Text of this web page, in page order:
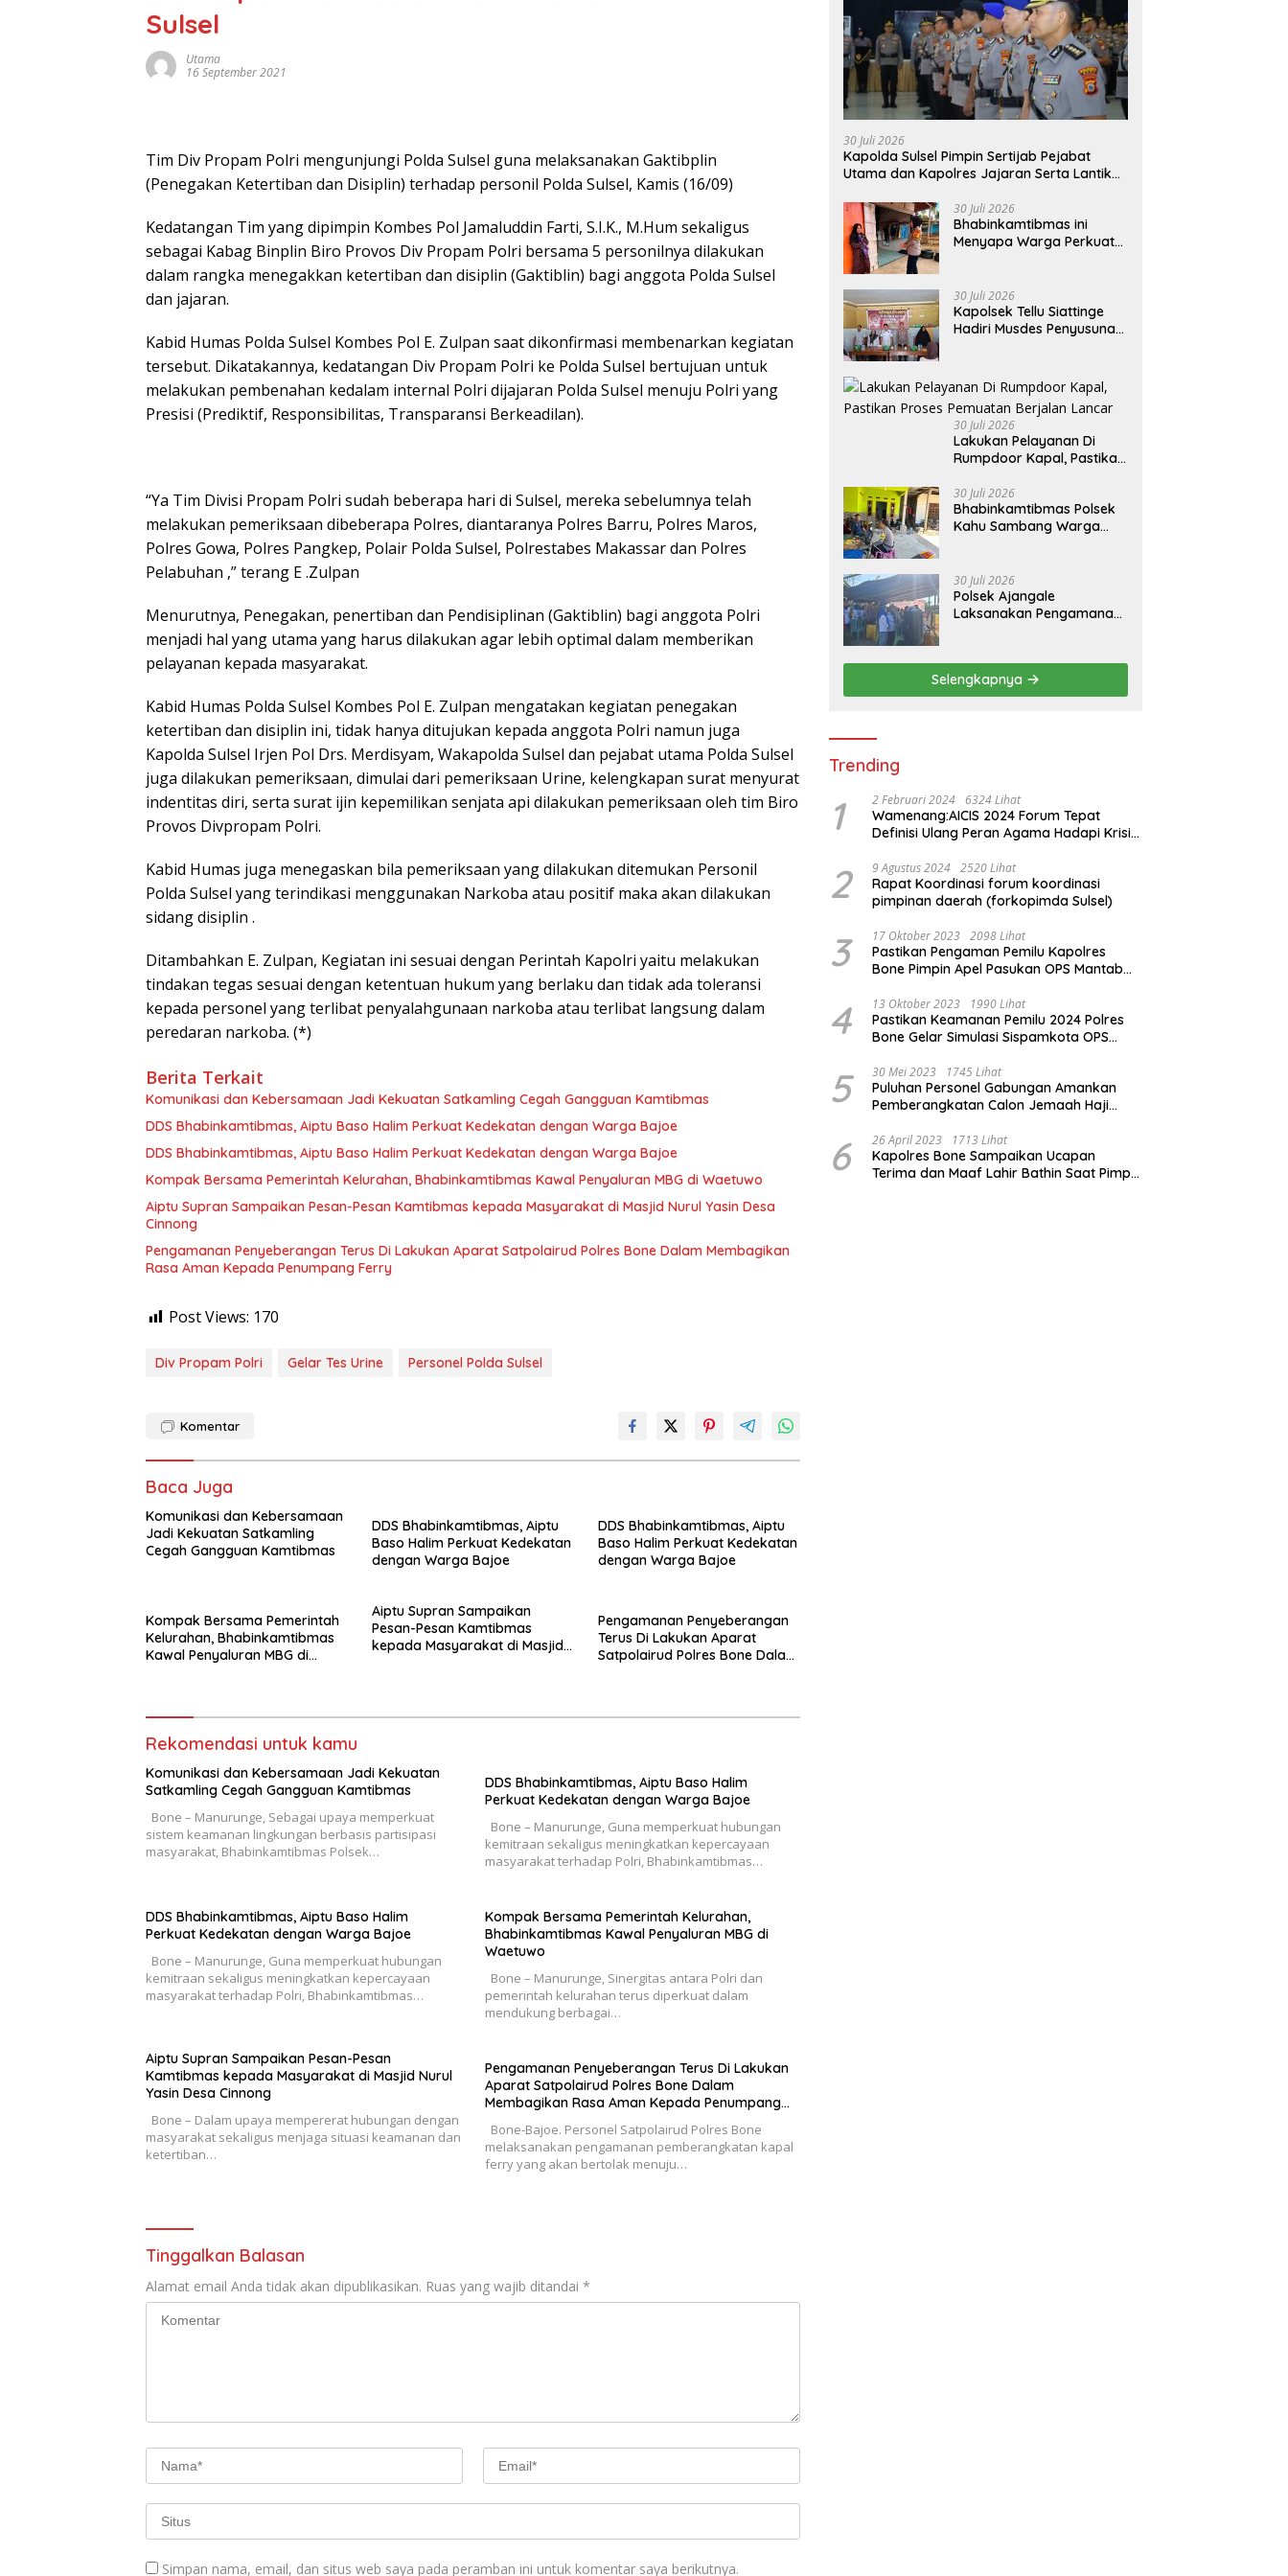
Sulsel
Utama
16 September 2021
Tim Div Propam Polri mengunjungi Polda Sulsel guna melaksanakan Gaktibplin
(Penegakan Ketertiban dan Disiplin) terhadap personil Polda Sulsel, Kamis (16/09)
Kedatangan Tim yang dipimpin Kombes Pol Jamaluddin Farti, S.I.K., M.Hum sekaligus
sebagai Kabag Binplin Biro Provos Div Propam Polri bersama 5 personilnya dilakukan
dalam rangka menegakkan ketertiban dan disiplin (Gaktiblin) bagi anggota Polda Sulsel
dan jajaran.
Kabid Humas Polda Sulsel Kombes Pol E. Zulpan saat dikonfirmasi membenarkan kegiatan
tersebut. Dikatakannya, kedatangan Div Propam Polri ke Polda Sulsel bertujuan untuk
melakukan pembenahan kedalam internal Polri dijajaran Polda Sulsel menuju Polri yang
Presisi (Prediktif, Responsibilitas, Transparansi Berkeadilan).
“Ya Tim Divisi Propam Polri sudah beberapa hari di Sulsel, mereka sebelumnya telah
melakukan pemeriksaan dibeberapa Polres, diantaranya Polres Barru, Polres Maros,
Polres Gowa, Polres Pangkep, Polair Polda Sulsel, Polrestabes Makassar dan Polres
Pelabuhan ,” terang E .Zulpan
Menurutnya, Penegakan, penertiban dan Pendisiplinan (Gaktiblin) bagi anggota Polri
menjadi hal yang utama yang harus dilakukan agar lebih optimal dalam memberikan
pelayanan kepada masyarakat.
Kabid Humas Polda Sulsel Kombes Pol E. Zulpan mengatakan kegiatan penegakan
ketertiban dan disiplin ini, tidak hanya ditujukan kepada anggota Polri namun juga
Kapolda Sulsel Irjen Pol Drs. Merdisyam, Wakapolda Sulsel dan pejabat utama Polda Sulsel
juga dilakukan pemeriksaan, dimulai dari pemeriksaan Urine, kelengkapan surat menyurat
indentitas diri, serta surat ijin kepemilikan senjata api dilakukan pemeriksaan oleh tim Biro
Provos Divpropam Polri.
Kabid Humas juga menegaskan bila pemeriksaan yang dilakukan ditemukan Personil
Polda Sulsel yang terindikasi menggunakan Narkoba atau positif maka akan dilakukan
sidang disiplin .
Ditambahkan E. Zulpan, Kegiatan ini sesuai dengan Perintah Kapolri yaitu melakukan
tindakan tegas sesuai dengan ketentuan hukum yang berlaku dan tidak ada toleransi
kepada personel yang terlibat penyalahgunaan narkoba atau terlibat langsung dalam
peredaran narkoba. (*)
Berita Terkait
Komunikasi dan Kebersamaan Jadi Kekuatan Satkamling Cegah Gangguan Kamtibmas
DDS Bhabinkamtibmas, Aiptu Baso Halim Perkuat Kedekatan dengan Warga Bajoe
DDS Bhabinkamtibmas, Aiptu Baso Halim Perkuat Kedekatan dengan Warga Bajoe
Kompak Bersama Pemerintah Kelurahan, Bhabinkamtibmas Kawal Penyaluran MBG di Waetuwo
Aiptu Supran Sampaikan Pesan-Pesan Kamtibmas kepada Masyarakat di Masjid Nurul Yasin Desa
Cinnong
Pengamanan Penyeberangan Terus Di Lakukan Aparat Satpolairud Polres Bone Dalam Membagikan
Rasa Aman Kepada Penumpang Ferry
Post Views: 170
Div Propam Polri Gelar Tes Urine Personel Polda Sulsel
Komentar
Baca Juga
Komunikasi dan Kebersamaan
Jadi Kekuatan Satkamling
Cegah Gangguan Kamtibmas
DDS Bhabinkamtibmas, Aiptu
Baso Halim Perkuat Kedekatan
dengan Warga Bajoe
DDS Bhabinkamtibmas, Aiptu
Baso Halim Perkuat Kedekatan
dengan Warga Bajoe
Kompak Bersama Pemerintah
Kelurahan, Bhabinkamtibmas
Kawal Penyaluran MBG di
Aiptu Supran Sampaikan
Pesan-Pesan Kamtibmas
kepada Masyarakat di Masjid
Pengamanan Penyeberangan
Terus Di Lakukan Aparat
Satpolairud Polres Bone Dalam
Rekomendasi untuk kamu
Komunikasi dan Kebersamaan Jadi Kekuatan
Satkamling Cegah Gangguan Kamtibmas
Bone – Manurunge, Sebagai upaya memperkuat
sistem keamanan lingkungan berbasis partisipasi
masyarakat, Bhabinkamtibmas Polsek…
DDS Bhabinkamtibmas, Aiptu Baso Halim
Perkuat Kedekatan dengan Warga Bajoe
Bone – Manurunge, Guna memperkuat hubungan
kemitraan sekaligus meningkatkan kepercayaan
masyarakat terhadap Polri, Bhabinkamtibmas…
DDS Bhabinkamtibmas, Aiptu Baso Halim
Perkuat Kedekatan dengan Warga Bajoe
Bone – Manurunge, Guna memperkuat hubungan
kemitraan sekaligus meningkatkan kepercayaan
masyarakat terhadap Polri, Bhabinkamtibmas…
Kompak Bersama Pemerintah Kelurahan,
Bhabinkamtibmas Kawal Penyaluran MBG di
Waetuwo
Bone – Manurunge, Sinergitas antara Polri dan
pemerintah kelurahan terus diperkuat dalam
mendukung berbagai…
Aiptu Supran Sampaikan Pesan-Pesan
Kamtibmas kepada Masyarakat di Masjid Nurul
Yasin Desa Cinnong
Bone – Dalam upaya mempererat hubungan dengan
masyarakat sekaligus menjaga situasi keamanan dan
ketertiban…
Pengamanan Penyeberangan Terus Di Lakukan
Aparat Satpolairud Polres Bone Dalam
Membagikan Rasa Aman Kepada Penumpang
Bone-Bajoe. Personel Satpolairud Polres Bone
melaksanakan pengamanan pemberangkatan kapal
ferry yang akan bertolak menuju…
Tinggalkan Balasan
Alamat email Anda tidak akan dipublikasikan. Ruas yang wajib ditandai *
Simpan nama, email, dan situs web saya pada peramban ini untuk komentar saya berikutnya.
30 Juli 2026
Kapolda Sulsel Pimpin Sertijab Pejabat
Utama dan Kapolres Jajaran Serta Lantik
30 Juli 2026
Bhabinkamtibmas ini
Menyapa Warga Perkuat
30 Juli 2026
Kapolsek Tellu Siattinge
Hadiri Musdes Penyusunan
30 Juli 2026
Lakukan Pelayanan Di
Rumpdoor Kapal, Pastikan
Lancar
30 Juli 2026
Bhabinkamtibmas Polsek
Kahu Sambang Warga
30 Juli 2026
Polsek Ajangale
Laksanakan Pengamanan
Desa Allamungeng Patue
Selengkapnya
Trending
1 2 Februari 2024 6324 Lihat
Wamenang:AICIS 2024 Forum Tepat
Definisi Ulang Peran Agama Hadapi Krisis
2 9 Agustus 2024 2520 Lihat
Rapat Koordinasi forum koordinasi
pimpinan daerah (forkopimda Sulsel)
3 17 Oktober 2023 2098 Lihat
Pastikan Pengaman Pemilu Kapolres
Bone Pimpin Apel Pasukan OPS Mantab
4 13 Oktober 2023 1990 Lihat
Pastikan Keamanan Pemilu 2024 Polres
Bone Gelar Simulasi Sispamkota OPS
5 30 Mei 2023 1745 Lihat
Puluhan Personel Gabungan Amankan
Pemberangkatan Calon Jemaah Haji
6 26 April 2023 1713 Lihat
Kapolres Bone Sampaikan Ucapan
Terima dan Maaf Lahir Bathin Saat Pimpin